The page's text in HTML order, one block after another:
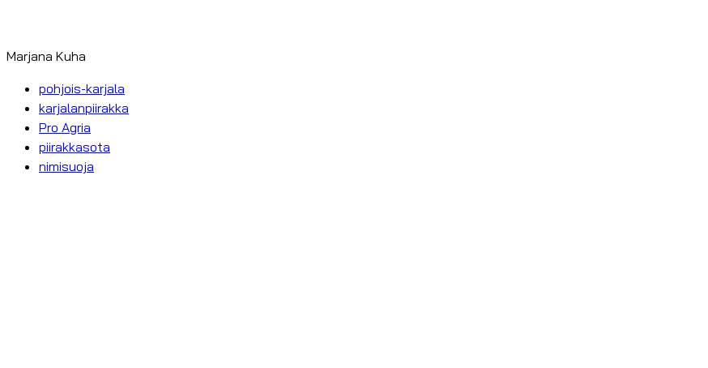
Marjana Kuha
pohjois-karjala
karjalanpiirakka
Pro Agria
piirakkasota
nimisuoja